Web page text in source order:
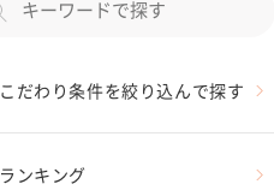
こだわり条件を絞り込んで探す
ランキング